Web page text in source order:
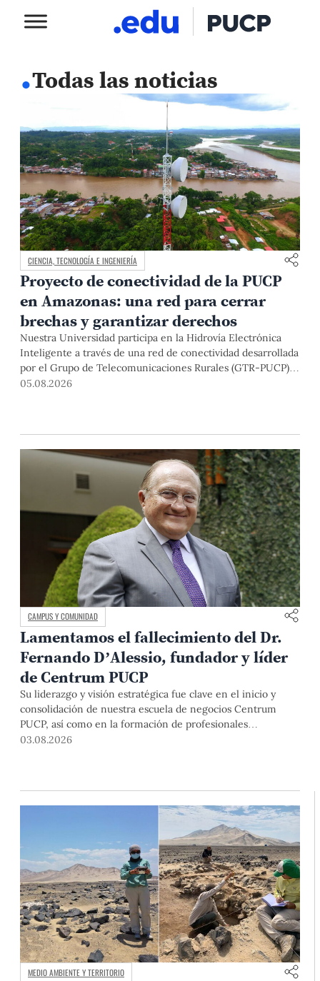
.Todas las noticias
CIENCIA, TECNOLOGÍA E INGENIERÍA
Proyecto de conectividad de la PUCP
en Amazonas: una red para cerrar
brechas y garantizar derechos
Nuestra Universidad participa en la Hidrovía Electrónica
Inteligente a través de una red de conectividad desarrollada
por el Grupo de Telecomunicaciones Rurales (GTR-PUCP)
desde el 2018. En esta nota repasamos cómo ha sido el
05.08.2026
CAMPUS Y COMUNIDAD
Lamentamos el fallecimiento del Dr.
Fernando D’Alessio, fundador y líder
de Centrum PUCP
Su liderazgo y visión estratégica fue clave en el inicio y
consolidación de nuestra escuela de negocios Centrum
PUCP, así como en la formación de profesionales
empresariales comprometidos con el país. Por todo ello,
03.08.2026
MEDIO AMBIENTE Y TERRITORIO